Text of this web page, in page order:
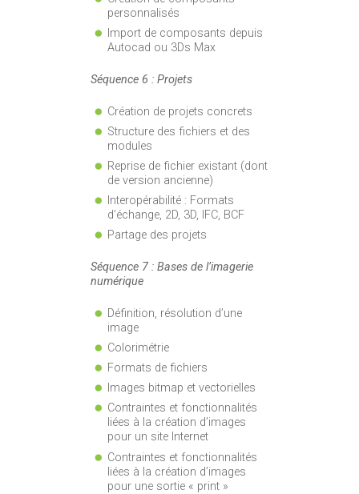
personnalisés
Import de composants depuis
Autocad ou 3Ds Max
Séquence 6 : Projets
Création de projets concrets
Structure des fichiers et des
modules
Reprise de fichier existant (dont
de version ancienne)
Interopérabilité : Formats
d’échange, 2D, 3D, IFC, BCF
Partage des projets
Séquence 7 : Bases de l’imagerie
numérique
Définition, résolution d’une
image
Colorimétrie
Formats de fichiers
Images bitmap et vectorielles
Contraintes et fonctionnalités
liées à la création d’images
pour un site Internet
Contraintes et fonctionnalités
liées à la création d’images
pour une sortie « print »